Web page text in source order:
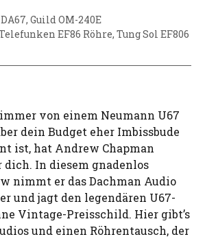
, Guild OM-240E
EF86 Röhre, Tung Sol EF806
von einem Neumann U67
dein Budget eher Imbissbude
ist, hat Andrew Chapman
dich. In diesem gnadenlos
nimmt er das Dachman Audio
und jagt den legendären U67-
Vintage-Preisschild. Hier gibt’s
und einen Röhrentausch, der